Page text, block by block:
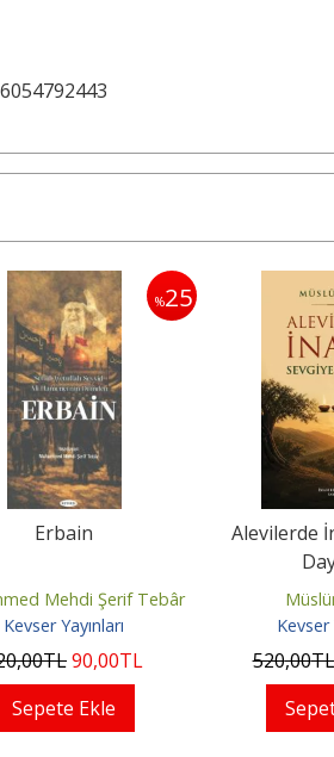
%25
Erbain
Mehdi Şerif Tebâr
Kevser Yayınları
,00TL90,00TL
Sepete Ekle
Alevilerde
Kevser
520,00TL